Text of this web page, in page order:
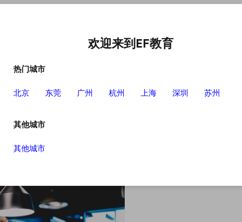
欢迎来到EF教育
热门城市
北京 东莞 广州 杭州 上海 深圳 苏州
其他城市
其他城市